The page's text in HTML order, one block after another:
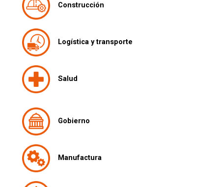
Construcción
Logística y transporte
Salud
Gobierno
Manufactura